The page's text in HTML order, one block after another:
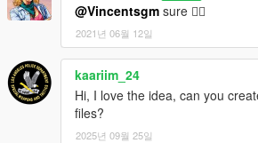
@Vincentsgm sure 👌🏻
2021년 06월 12일
kaariim_24
Hi, I love the idea, can you
files?
2025년 09월 25일